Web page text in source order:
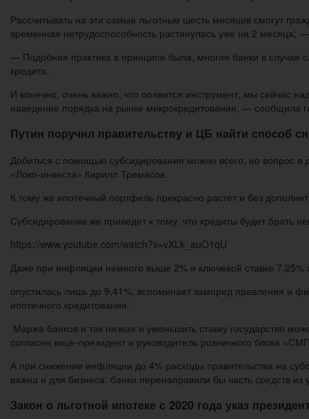
Рассчитывать на эти самые льготные шесть месяцев смогут
временная нетрудоспособность растянулась уже на 2
— Подобная практика в принципе была, многие банки в случае
кредита.
И конечно, очень важно, что появится инструмент, мы сейчас
наведение порядка на рынке микрокредитования, — сообщила
Путин поручил правительству и ЦБ найти способ
Добиться с помощью субсидирования можно всего, но вопрос в
«Локо-инвеста» Кирилл Тремасов.
К тому же ипотечный портфель прекрасно растет и без
Субсидирование же приведет к тому, что кредиты будет брать
https://www.youtube.com/watch?v=vXLk_auO1qU
Даже при инфляции немного выше 2% и ключевой ставке 7,25%
опустилась лишь до 9,41%, вспоминает зампред правления и
ипотечного кредитования.
Маржа банков и так низкая и уменьшить ставку государство
согласен вице-президент и руководитель розничного блока
А при снижении инфляции до 4% расходы правительства на
важна и для бизнеса: банки перенаправили бы часть средств
Закон о льготной ипотеке с 2020 года указ